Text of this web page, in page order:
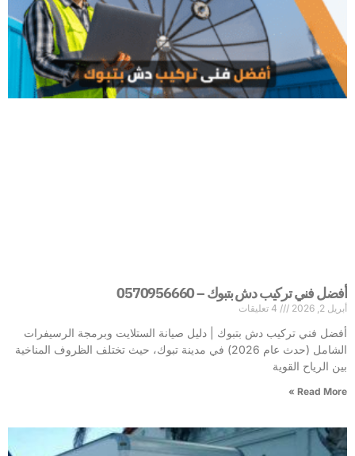
أفضل فني تركيب دش بتبوك – 0570956660
أبريل 2, 2026
أفضل فني تركيب دش بتبوك | دليل صيانة الستلايت وبرمجة الرسيفرات
الشامل (حدث عام 2026) في مدينة تبوك، حيث تختلف الظروف المناخية
بين الرياح القوية
Read More »